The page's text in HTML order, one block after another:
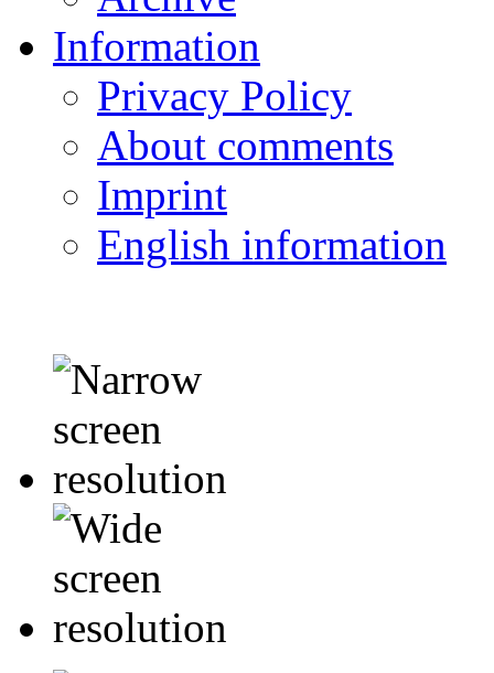
Information
Privacy Policy
About comments
Imprint
English information